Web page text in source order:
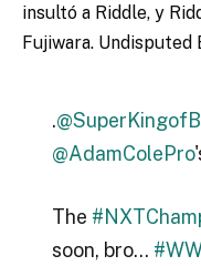
insultó a Riddle, y
Fujiwara. Undisputed
.
@AdamColePro
The
soon, bro…